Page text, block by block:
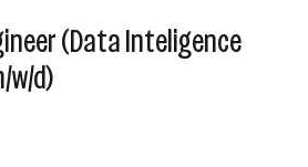
(Data Inteligence
w/d)